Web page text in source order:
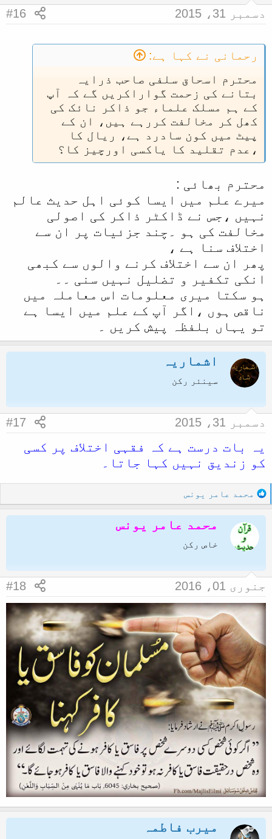
دسمبر 31، 2015 #16
رحمانی نے کہا ہے:
محترم اسحاق سلفی صاحب ذرایہ
بتانے کی زحمت گواراکریں گے کہ آپ
کے ہم مسلک علماء جو ذاکر نائک کی
کھل کر مخالفت کررہے ہیں، ان کے
پیٹ میں کون سادرد ہے، ریال کا
،عدم تقلید کا یاکسی اورچیز کا؟
محترم بھائی :
میرے علم میں ایسا کوئی اہل حدیث عالم
نہیں ،جس نے ڈاکٹر ذاکر کی اصولی
مخالفت کی ہو ۔چند جزئیات پر ان سے
اختلاف سنا ہے ،
پھر ان سے اختلاف کرنے والوں سے کبھی
انکی تکفیر و تضلیل نہیں سنی ۔۔
ہو سکتا میری معلومات اس معاملہ میں
ناقص ہوں ،اگر آپ کے علم میں ایسا ہے
تو یہاں بلفظہ پیش کریں ۔
اشماریہ
سینئر رکن
دسمبر 31، 2015 #17
یہ بات درست ہے کہ فقہی اختلاف پر کسی
کو زندیق نہیں کہا جاتا۔
R
e
a
c
t
o
:
محمد عامر یونس
محمد عامر یونس
خاص رکن
جنوری 01، 2016 #18
میرب فاطمہ